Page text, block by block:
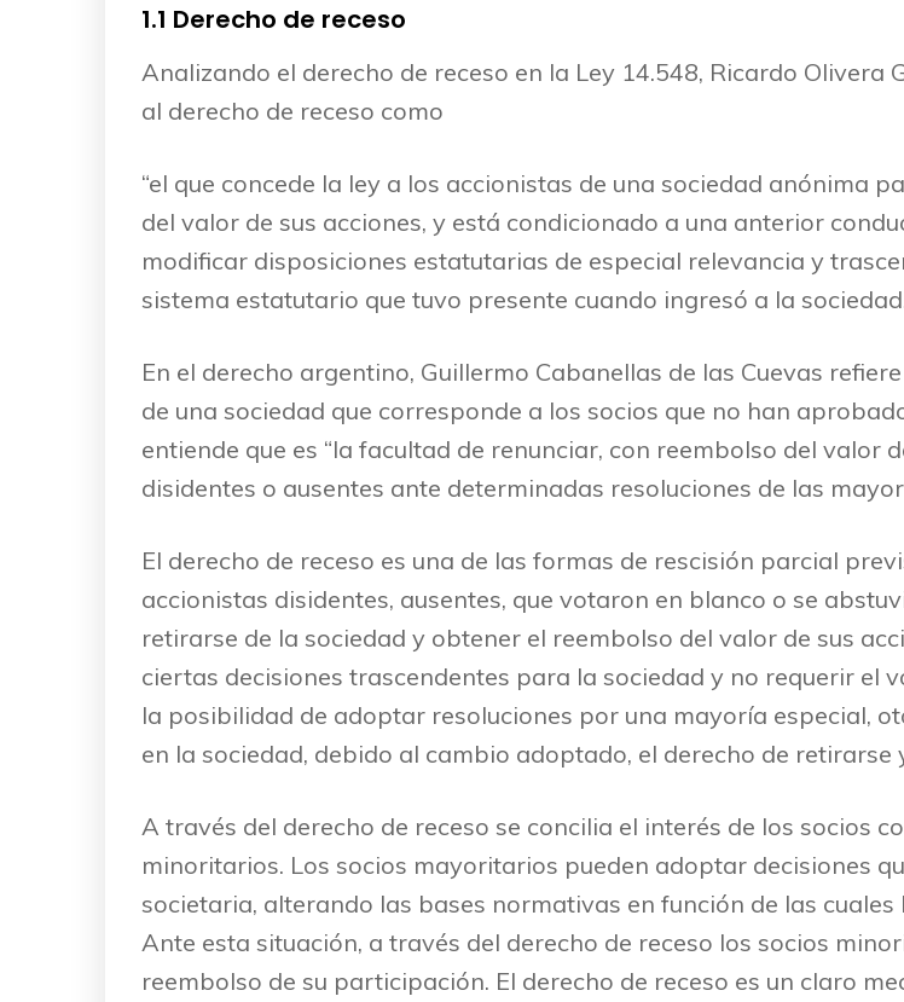
1.1 Derecho de receso
Analizando el derecho de receso en la Ley 14.548, Ricardo Olivera
al derecho de receso como
“el que concede la ley a los accionistas de una sociedad anónima
del valor de sus acciones, y está condicionado a una anterior
modificar disposiciones estatutarias de especial relevancia y
sistema estatutario que tuvo presente cuando ingresó a la
En el derecho argentino, Guillermo Cabanellas de las Cuevas
de una sociedad que corresponde a los socios que no han
entiende que es “la facultad de renunciar, con reembolso del valor
disidentes o ausentes ante determinadas resoluciones de las
El derecho de receso es una de las formas de rescisión parcial
accionistas disidentes, ausentes, que votaron en blanco o se
retirarse de la sociedad y obtener el reembolso del valor de sus
ciertas decisiones trascendentes para la sociedad y no requerir el
la posibilidad de adoptar resoluciones por una mayoría especial,
en la sociedad, debido al cambio adoptado, el derecho de
A través del derecho de receso se concilia el interés de los socios
minoritarios. Los socios mayoritarios pueden adoptar decisiones
societaria, alterando las bases normativas en función de las
Ante esta situación, a través del derecho de receso los socios
reembolso de su participación. El derecho de receso es un claro